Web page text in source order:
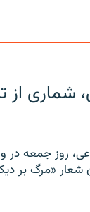
شماری
روز جمعه در
شعار «مرگ بر